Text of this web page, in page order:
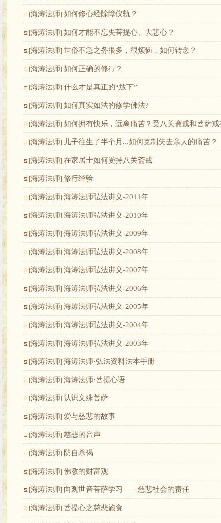
[海涛法师] 如何修心经除障仪轨？
[海涛法师] 如何才能不忘失菩提心、大悲心？
[海涛法师] 世俗不急之务很多，很烦恼，如何转念？
[海涛法师] 如何正确的修行？
[海涛法师] 什么才是真正的“放下”
[海涛法师] 如何真实如法的修学佛法?
[海涛法师] 如何拥有快乐，远离痛苦？受八关斋戒和菩萨
[海涛法师] 儿子往生了半个月...如何克制失去亲人的痛苦？
[海涛法师] 在家居士如何受持八关斋戒
[海涛法师] 修行经验
[海涛法师] 海涛法师弘法讲义-2011年
[海涛法师] 海涛法师弘法讲义-2010年
[海涛法师] 海涛法师弘法讲义-2009年
[海涛法师] 海涛法师弘法讲义-2008年
[海涛法师] 海涛法师弘法讲义-2007年
[海涛法师] 海涛法师弘法讲义-2006年
[海涛法师] 海涛法师弘法讲义-2005年
[海涛法师] 海涛法师弘法讲义-2004年
[海涛法师] 海涛法师弘法讲义-2003年
[海涛法师] 海涛法师·弘法资料法本手册
[海涛法师] 海涛法师·菩提心语
[海涛法师] 认识文殊菩萨
[海涛法师] 爱与慈悲的故事
[海涛法师] 慈悲的音声
[海涛法师] 防自杀偈
[海涛法师] 佛教的财富观
[海涛法师] 向观世音菩萨学习——慈悲社会的责任
[海涛法师] 菩提心之慈悲施食